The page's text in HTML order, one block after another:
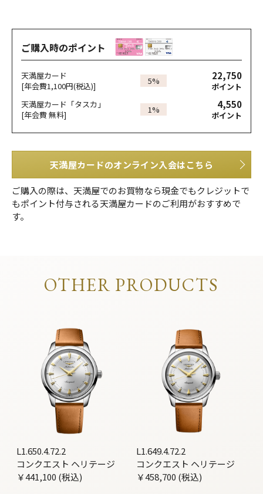
ご購入時のポイント
天満屋カード
[年会費1,100円(税込)]
5% 22,750
ポイント
天満屋カード「タスカ」
[年会費 無料]
1% 4,550
ポイント
天満屋カードのオンライン入会はこちら
ご購入の際は、天満屋でのお買物なら現金でもクレジットで
もポイント付与される天満屋カードのご利用がおすすめで
す。
OTHER PRODUCTS
L1.650.4.72.2
コンクエスト ヘリテージ
￥441,100 (税込)
L1.649.4.72.2
コンクエスト ヘリテージ
￥458,700 (税込)